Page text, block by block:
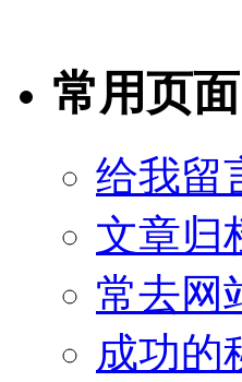
常用页面
给我留
文章归
常去网
成功的